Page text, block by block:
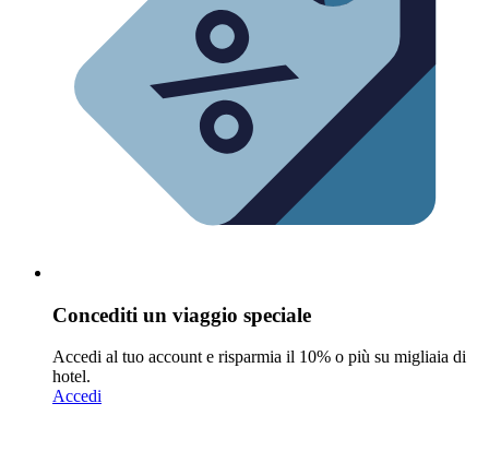
Concediti un viaggio speciale
Accedi al tuo account e risparmia il 10% o più su migliaia di
hotel.
Accedi